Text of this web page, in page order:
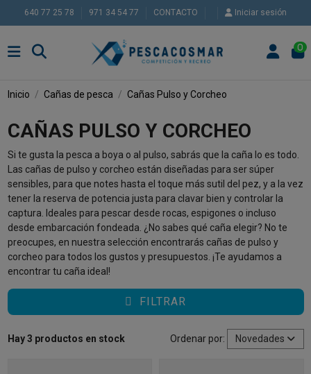
640 77 25 78 971 34 54 77 CONTACTO Iniciar sesión
0
Inicio Cañas de pesca Cañas Pulso y Corcheo
CAÑAS PULSO Y CORCHEO
Si te gusta la pesca a boya o al pulso, sabrás que la caña lo es todo.
Las cañas de pulso y corcheo están diseñadas para ser súper
sensibles, para que notes hasta el toque más sutil del pez, y a la vez
tener la reserva de potencia justa para clavar bien y controlar la
captura. Ideales para pescar desde rocas, espigones o incluso
desde embarcación fondeada. ¿No sabes qué caña elegir? No te
preocupes, en nuestra selección encontrarás cañas de pulso y
corcheo para todos los gustos y presupuestos. ¡Te ayudamos a
encontrar tu caña ideal!
FILTRAR
Hay 3 productos en stock Ordenar por: Novedades